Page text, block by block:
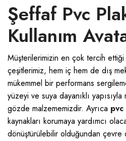
Şeffaf Pvc
Kullanım
Müşterilerimizin en çok tercih ettiği
çeşitlerimiz, hem iç hem de dış
mükemmel bir performans
yüzeyi ve suya dayanıklı
gözde malzememizdir. Ayrıca
kaynakları korumaya yardımcı
dönüştürülebilir olduğundan çevre